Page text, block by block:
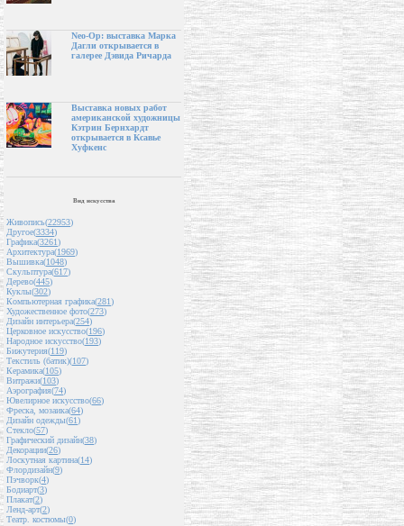
Neo-Op: выставка Марка
Дагли открывается в
галерее Дэвида Ричарда
Выставка новых работ
американской художницы
Кэтрин Бернхардт
открывается в Ксавье
Хуфкенс
Вид искусства
Живопись(22953)
Другое(3334)
Графика(3261)
Архитектура(1969)
Вышивка(1048)
Скульптура(617)
Дерево(445)
Куклы(302)
Компьютерная графика(281)
Художественное фото(273)
Дизайн интерьера(254)
Церковное искусство(196)
Народное искусство(193)
Бижутерия(119)
Текстиль (батик)(107)
Керамика(105)
Витражи(103)
Аэрография(74)
Ювелирное искусство(66)
Фреска, мозаика(64)
Дизайн одежды(61)
Стекло(57)
Графический дизайн(38)
Декорации(26)
Лоскутная картина(14)
Флордизайн(9)
Пэчворк(4)
Бодиарт(3)
Плакат(2)
Ленд-арт(2)
Театр. костюмы(0)